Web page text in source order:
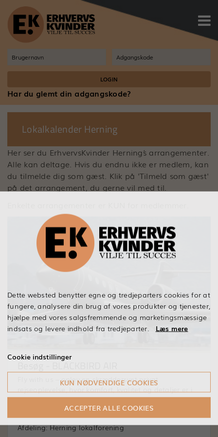

Har du glemt din adgangskode?
Lokalkalender Herning
Her ser du ErhvervsKvinder Herning´s arrangementer.
Alle kan deltage. Hvis du endnu ikke er medlem, kan
du tilmelde dig som gæst. Klik på 'Tilmeld som gæst'
på det arrangement, du gerne vil med til.
Besøg - BLACKBIRD AIR
Fly with us – oplev en skræddersyet privat
rejseoplevelse, hvor komfort, kvalitet og detaljer er i
centrum
Afdeling: Herning lokalforening
Dette websted benytter egne og tredjeparters cookies for at
fungere, analysere din brug af vores produkter og tjenester,
hjælpe med vores salgsfremmende og marketingsmæssige
indsats og levere indhold fra tredjeparter. Læs mere
Cookie indstillinger
KUN NØDVENDIGE COOKIES
ACCEPTER ALLE COOKIES